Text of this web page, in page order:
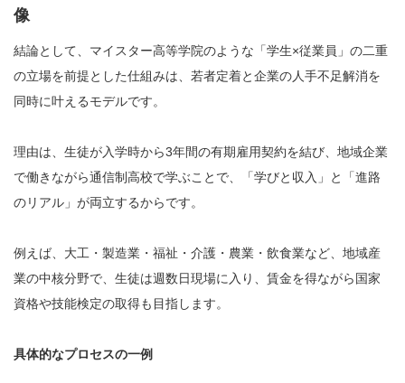
像
結論として、マイスター高等学院のような「学生×従業員」の二重
の立場を前提とした仕組みは、若者定着と企業の人手不足解消を
同時に叶えるモデルです。
理由は、生徒が入学時から3年間の有期雇用契約を結び、地域企業
で働きながら通信制高校で学ぶことで、「学びと収入」と「進路
のリアル」が両立するからです。
例えば、大工・製造業・福祉・介護・農業・飲食業など、地域産
業の中核分野で、生徒は週数日現場に入り、賃金を得ながら国家
資格や技能検定の取得も目指します。
具体的なプロセスの一例